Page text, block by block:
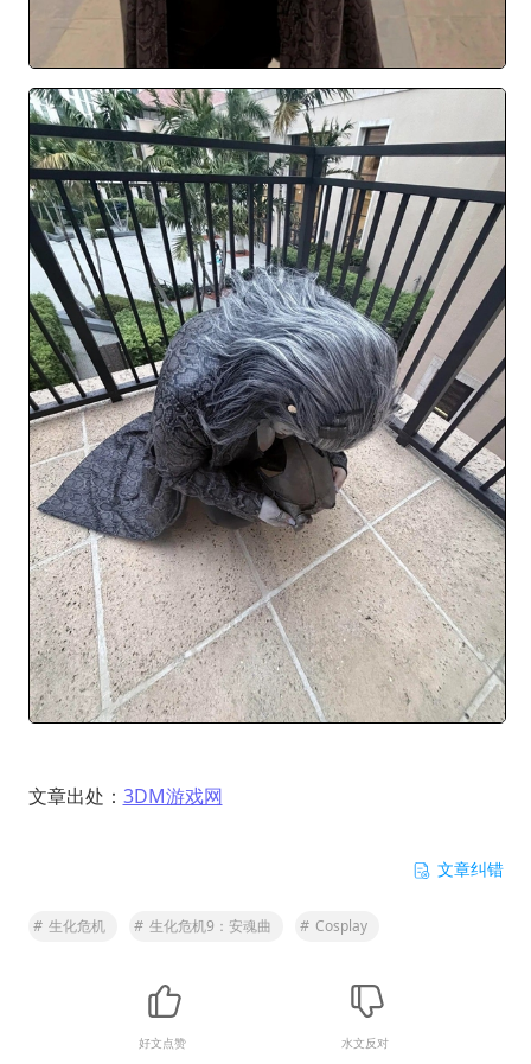
文章出处： 3DM游戏网
文章纠错
# 生化危机 # 生化危机9：安魂曲 # Cosplay
好文点赞 水文反对